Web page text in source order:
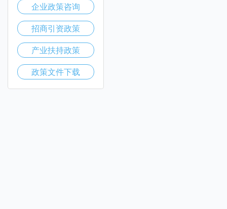
企业政策咨询
招商引资政策
产业扶持政策
政策文件下载